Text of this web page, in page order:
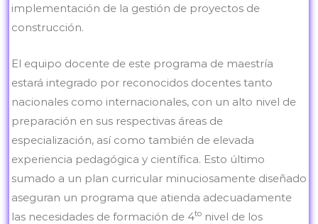
implementación de la gestión de proyectos de
construcción.
El equipo docente de este programa de maestría
estará integrado por reconocidos docentes tanto
nacionales como internacionales, con un alto nivel de
preparación en sus respectivas áreas de
especialización, así como también de elevada
experiencia pedagógica y científica. Esto último
sumado a un plan curricular minuciosamente diseñado
aseguran un programa que atienda adecuadamente
las necesidades de formación de 4to nivel de los